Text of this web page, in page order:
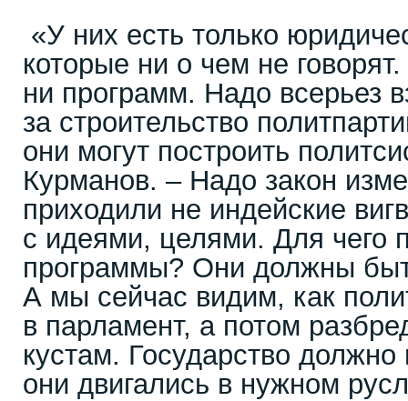
«У них есть только
которые ни о чем не
ни программ. Надо всерьез
за строительство
они могут построить
Курманов. – Надо закон
приходили не индейские
с идеями, целями. Для чего
программы? Они должны
А мы сейчас видим, как
в парламент, а потом
кустам. Государство
они двигались в нужном